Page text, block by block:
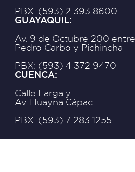
PBX: (593) 2 393 8600
GUAYAQUIL:
Av. 9 de Octubre 200 entre
Pedro Carbo y Pichincha
PBX: (593) 4 372 9470
CUENCA:
Calle Larga y
Av. Huayna Cápac
PBX: (593) 7 283 1255